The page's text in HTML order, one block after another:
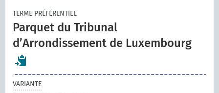
TERME PRÉFÉRENTIEL
Parquet du Tribunal
d’Arrondissement de Luxembourg
VARIANTE